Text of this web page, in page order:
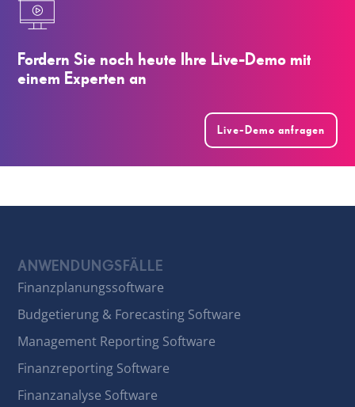
Fordern Sie noch heute Ihre Live-Demo mit
einem Experten an
Live-Demo anfragen
ANWENDUNGSFÄLLE
Finanzplanungssoftware
Budgetierung & Forecasting Software
Management Reporting Software
Finanzreporting Software
Finanzanalyse Software